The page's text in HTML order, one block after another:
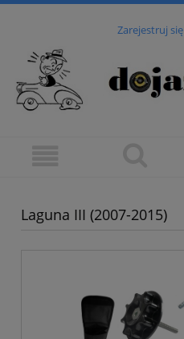
Zarejestruj się
Laguna III (2007-2015)